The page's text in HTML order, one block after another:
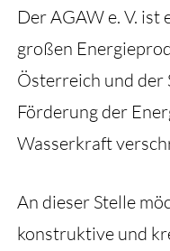
Der AGAW e. V. ist
großen
Österreich und der
Förderung der
Wasserkraft
An dieser Stelle
konstruktive und